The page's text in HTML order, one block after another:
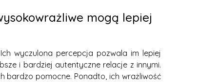
mogą lepiej
wyczulona percepcja pozwala im lepiej
i bardziej autentyczne relacje z innymi.
bardzo pomocne. Ponadto, ich wrażliwość